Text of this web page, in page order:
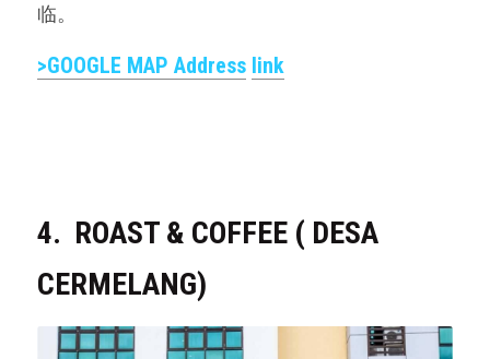
临。
>GOOGLE MAP Address link
4.  ROAST & COFFEE ( DESA
CERMELANG)